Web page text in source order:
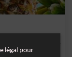
légal pour